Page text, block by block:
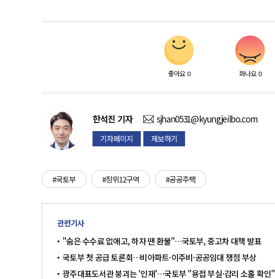
좋아요 0 화나요 0
한석진 기자 sjhan0531@kyungjeilbo.com
기자페이지 제보하기
#국토부 #장위12구역 #공공주택
관련기사
"숨은 수수료 없애고, 하자 땐 환불"…국토부, 중고차 대책 발표
국토부 첫 공급 토론회…비아파트·이주비·공공임대 쟁점 부상
광주대표도서관 붕괴는 '인재'…국토부 "용접 부실·감리 소홀 확인"